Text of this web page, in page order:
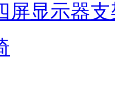
屏显示器支